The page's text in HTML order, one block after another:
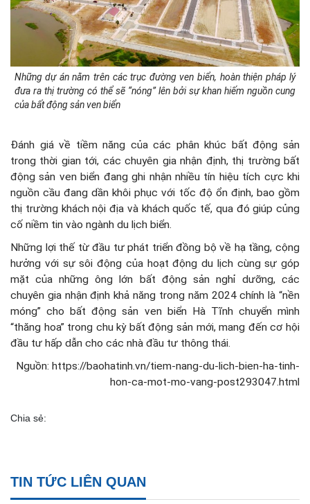
Những dự án nằm trên các trục đường ven biển, hoàn thiện pháp lý
đưa ra thị trường có thể sẽ “nóng” lên bởi sự khan hiếm nguồn cung
của bất động sản ven biển
Đánh giá về tiềm năng của các phân khúc bất động sản
trong thời gian tới, các chuyên gia nhận định, thị trường bất
động sản ven biển đang ghi nhận nhiều tín hiệu tích cực khi
nguồn cầu đang dần khôi phục với tốc độ ổn định, bao gồm
thị trường khách nội địa và khách quốc tế, qua đó giúp củng
cố niềm tin vào ngành du lịch biển.
Những lợi thế từ đầu tư phát triển đồng bộ về hạ tầng, cộng
hưởng với sự sôi động của hoạt động du lịch cùng sự góp
mặt của những ông lớn bất động sản nghỉ dưỡng, các
chuyên gia nhận định khả năng trong năm 2024 chính là “nền
móng” cho bất động sản ven biển Hà Tĩnh chuyển mình
“thăng hoa” trong chu kỳ bất động sản mới, mang đến cơ hội
đầu tư hấp dẫn cho các nhà đầu tư thông thái.
Nguồn: https://baohatinh.vn/tiem-nang-du-lich-bien-ha-tinh-
hon-ca-mot-mo-vang-post293047.html
Chia sẻ:
TIN TỨC LIÊN QUAN